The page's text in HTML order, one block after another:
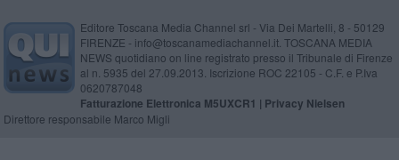
Editore Toscana Media Channel srl - Via Dei Martelli, 8 - 50129
FIRENZE - info@toscanamediachannel.it. TOSCANA MEDIA
NEWS quotidiano on line registrato presso il Tribunale di Firenze
al n. 5935 del 27.09.2013. Iscrizione ROC 22105 - C.F. e P.Iva
0620787048
Fatturazione Elettronica M5UXCR1 | Privacy Nielsen
Direttore responsabile Marco Migli